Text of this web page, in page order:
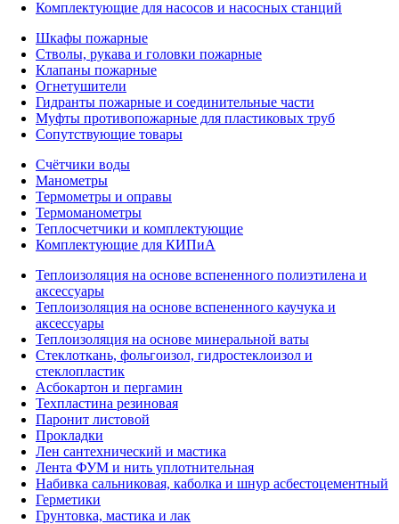
Комплектующие для насосов и насосных станций
Шкафы пожарные
Стволы, рукава и головки пожарные
Клапаны пожарные
Огнетушители
Гидранты пожарные и соединительные части
Муфты противопожарные для пластиковых труб
Сопутствующие товары
Счётчики воды
Манометры
Термометры и оправы
Термоманометры
Теплосчетчики и комплектующие
Комплектующие для КИПиА
Теплоизоляция на основе вспененного полиэтилена и
аксессуары
Теплоизоляция на основе вспененного каучука и
аксессуары
Теплоизоляция на основе минеральной ваты
Стеклоткань, фольгоизол, гидростеклоизол и
стеклопластик
Асбокартон и пергамин
Техпластина резиновая
Паронит листовой
Прокладки
Лен сантехнический и мастика
Лента ФУМ и нить уплотнительная
Набивка сальниковая, каболка и шнур асбестоцементный
Герметики
Грунтовка, мастика и лак